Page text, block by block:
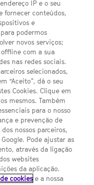
IP e o seu
fornecer conteúdos,
e
podermos
novos serviços;
com a sua
nas redes sociais.
selecionados,
“Aceito”, dá o seu
Cookies. Clique em
mesmos. Também
para o nosso
e prevenção de
nossos parceiros,
Pode ajustar as
através da ligação
websites
da aplicação.
cookies e a nossa